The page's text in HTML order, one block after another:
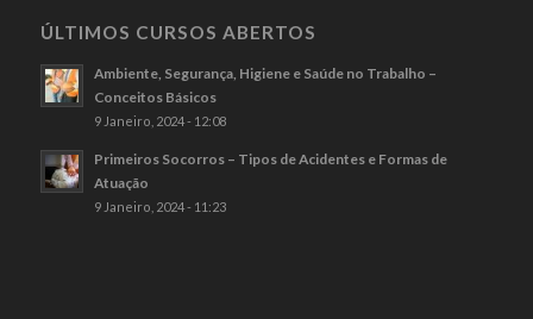
ÚLTIMOS CURSOS ABERTOS
Ambiente, Segurança, Higiene e Saúde no Trabalho –
Conceitos Básicos
9 Janeiro, 2024 - 12:08
Primeiros Socorros – Tipos de Acidentes e Formas de
Atuação
9 Janeiro, 2024 - 11:23